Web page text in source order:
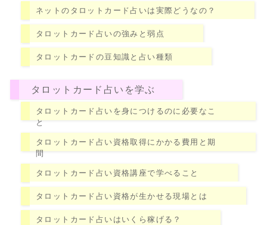
ネットのタロットカード占いは実際どうなの？
タロットカード占いの強みと弱点
タロットカードの豆知識と占い種類
タロットカード占いを学ぶ
タロットカード占いを身につけるのに必要なこ
と
タロットカード占い資格取得にかかる費用と期
間
タロットカード占い資格講座で学べること
タロットカード占い資格が生かせる現場とは
タロットカード占いはいくら稼げる？